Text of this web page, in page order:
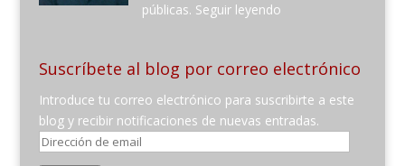
públicas. Seguir leyendo
Suscríbete al blog por correo electrónico
Introduce tu correo electrónico para suscribirte a este
blog y recibir notificaciones de nuevas entradas.
Dirección